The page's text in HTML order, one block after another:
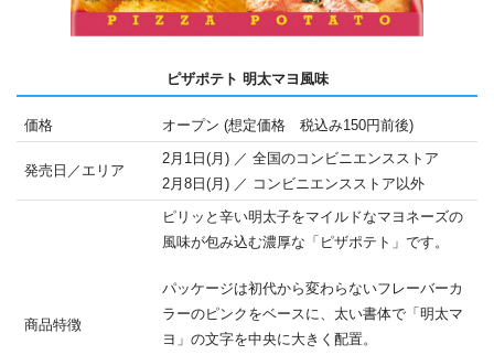
ピザポテト 明太マヨ風味
価格 オープン (想定価格 税込み150円前後)
発売日／エリア
2月1日(月) ／ 全国のコンビニエンスストア
2月8日(月) ／ コンビニエンスストア以外
商品特徴
ピリッと辛い明太子をマイルドなマヨネーズの
風味が包み込む濃厚な「ピザポテト」です。
パッケージは初代から変わらないフレーバーカ
ラーのピンクをベースに、太い書体で「明太マ
ヨ」の文字を中央に大きく配置。